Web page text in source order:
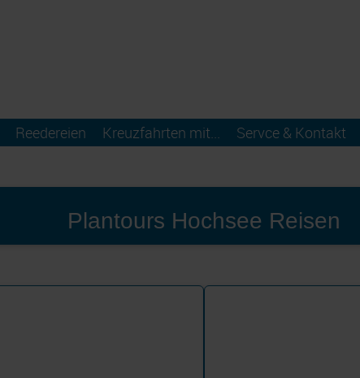
Reedereien Kreuzfahrten mit... Servce & Kontakt
Plantours Hochsee Reisen